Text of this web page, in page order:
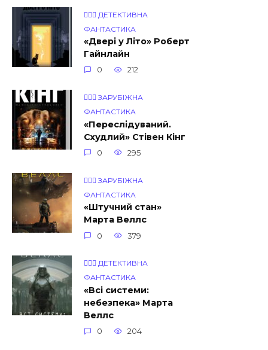
👨🏼‍⚖️ ДЕТЕКТИВНА
ФАНТАСТИКА
«Двері у Літо» Роберт
Гайнлайн
0 212
🧝🏾‍♀️ ЗАРУБІЖНА
ФАНТАСТИКА
«Переслідуваний.
Схудлий» Стівен Кінг
0 295
🧝🏾‍♀️ ЗАРУБІЖНА
ФАНТАСТИКА
«Штучний стан»
Марта Веллс
0 379
👨🏼‍⚖️ ДЕТЕКТИВНА
ФАНТАСТИКА
«Всі системи:
небезпека» Марта
Веллс
0 204